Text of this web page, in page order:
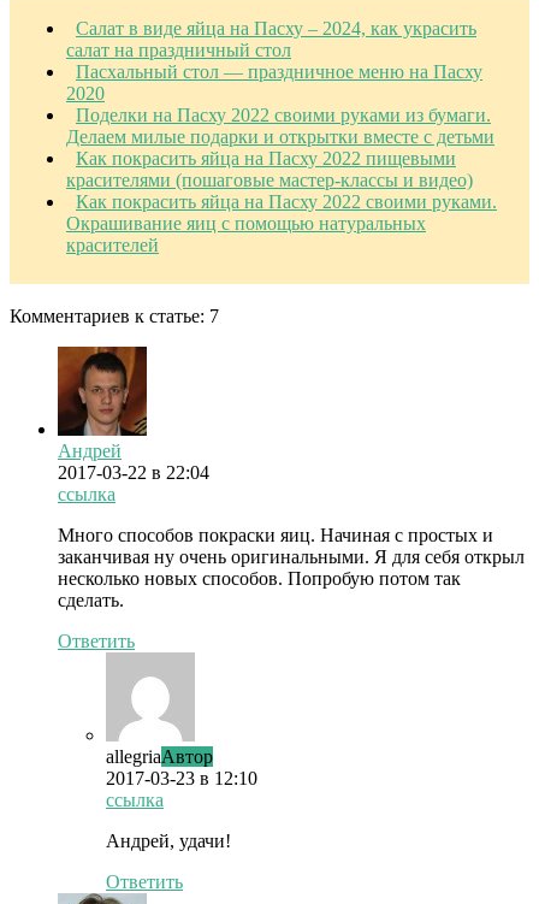
Салат в виде яйца на Пасху – 2024, как украсить
салат на праздничный стол
Пасхальный стол — праздничное меню на Пасху
2020
Поделки на Пасху 2022 своими руками из бумаги.
Делаем милые подарки и открытки вместе с детьми
Как покрасить яйца на Пасху 2022 пищевыми
красителями (пошаговые мастер-классы и видео)
Как покрасить яйца на Пасху 2022 своими руками.
Окрашивание яиц с помощью натуральных
красителей
Комментариев к статье: 7
Андрей
2017-03-22 в 22:04
ссылка
Много способов покраски яиц. Начиная с простых и
заканчивая ну очень оригинальными. Я для себя открыл
несколько новых способов. Попробую потом так
сделать.
Ответить
allegriaАвтор
2017-03-23 в 12:10
ссылка
Андрей, удачи!
Ответить